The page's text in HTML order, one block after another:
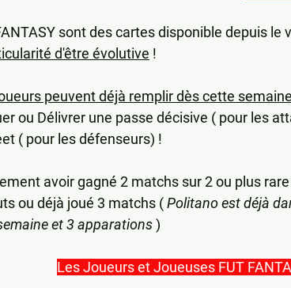
sont des cartes disponible depuis le
d'être évolutive !
peuvent déjà remplir dès cette semaine
ou Délivrer une passe décisive ( pour les
( pour les défenseurs) !
avoir gagné 2 matchs sur 2 ou plus
ou déjà joué 3 matchs ( Politano est déjà
et 3 apparations )
Les Joueurs et Joueuses FUT